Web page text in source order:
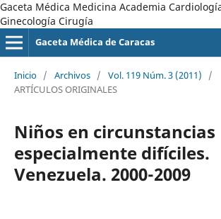
Gaceta Médica Medicina Academia
Ginecología Cirugía
Gaceta Médica de Caracas
Inicio / Archivos / Vol. 119 Núm. 3 (2011)
/
ARTÍCULOS ORIGINALES
Niños en circunstancias
especialmente difíciles.
Venezuela. 2000-2009